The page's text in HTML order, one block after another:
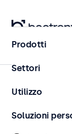
Home
Monitor video
Monitor RCA
continuativo.
configurazione e
Prodotti
Settori
Utilizzo
Soluzioni